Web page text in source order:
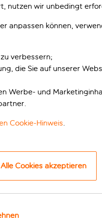
mitten im Herzen des
Catalunya und die
du bequem mit der
dem 19. Jahrhundert
und öffentlichen
mit freiliegenden
nutzen wir unbedingt
anpassen können,
verbessern;
die Sie auf unserer
Werbe- und
Cookie-Hinweis.
Alle Cookies akzeptieren